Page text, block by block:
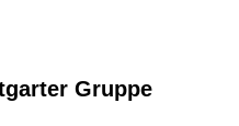
Gruppe